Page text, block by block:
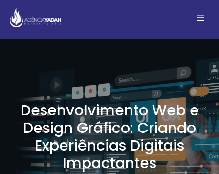
Desenvolvimento Web e
Design Gráfico: Criando
Experiências Digitais
Impactantes